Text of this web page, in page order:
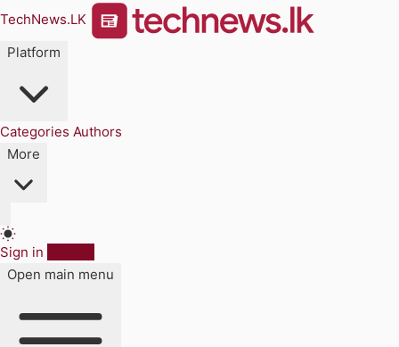
TechNews.LK
Platform
Categories Authors
More
Sign in
Open main menu